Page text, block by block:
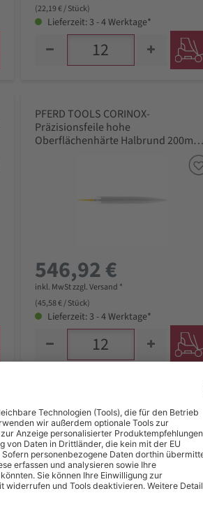
(22,19 € / Stück)
Lieferzeit: 3 - 4 Werktage*
PFERD TOOLS CORINOX-
Präzisionsfeile hohe
Oberflächenhärte Halbrund 200mm
546,92 €
inkl. MwSt zzgl. Versand *
(45,58 € / Stück)
Lieferzeit: 3 - 4 Werktage*
PFERD TOOLS CORINOX-
Präzisionsfeile hohe
Oberflächenhärte Dreikant 200mm
Schweizer Hieb 0, grob